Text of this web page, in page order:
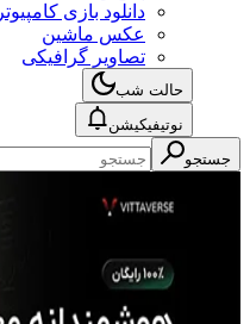
دانلود بازی کامپیوتر
عکس ماشین
تصاویر گرافیکی
حالت شب
نوتیفیکیشن
جستجو